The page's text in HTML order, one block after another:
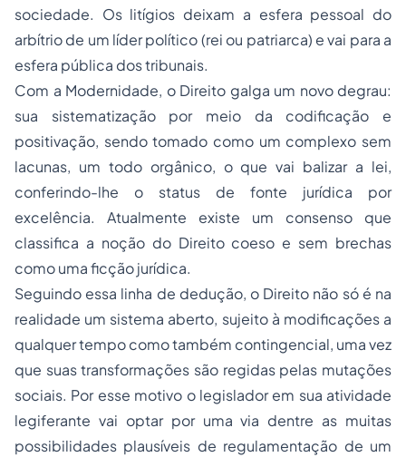
sociedade. Os litígios deixam a esfera pessoal do
arbítrio de um líder político (rei ou patriarca) e vai para a
esfera pública dos tribunais.
Com a Modernidade, o Direito galga um novo degrau:
sua sistematização por meio da codificação e
positivação, sendo tomado como um complexo sem
lacunas, um todo orgânico, o que vai balizar a lei,
conferindo-lhe o status de fonte jurídica por
excelência. Atualmente existe um consenso que
classifica a noção do Direito coeso e sem brechas
como uma ficção jurídica.
Seguindo essa linha de dedução, o Direito não só é na
realidade um sistema aberto, sujeito à modificações a
qualquer tempo como também contingencial, uma vez
que suas transformações são regidas pelas mutações
sociais. Por esse motivo o legislador em sua atividade
legiferante vai optar por uma via dentre as muitas
possibilidades plausíveis de regulamentação de um